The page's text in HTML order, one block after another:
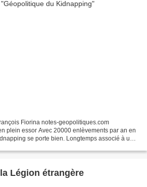
Fiorina notes-geopolitiques.com
plein essor Avec 20000 enlèvements par an en
se porte bien. Longtemps associé à un
Légion étrangère